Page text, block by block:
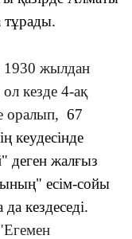
тұрады.
1930 жылдан
кезде 4-ақ
оралып, 67
кеудесінде
деген жалғыз
есім-сойы
кездеседі.